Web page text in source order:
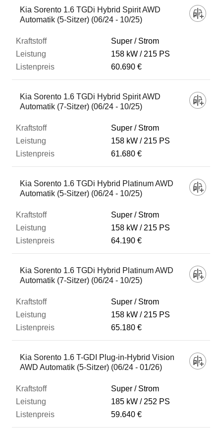
Kia Sorento 1.6 TGDi Hybrid Spirit AWD
Automatik (5-Sitzer) (06/24 - 10/25)
Super / Strom
158 kW
215 PS
60.690 €
Kia Sorento 1.6 TGDi Hybrid Spirit AWD
Automatik (7-Sitzer) (06/24 - 10/25)
Super / Strom
158 kW
215 PS
61.680 €
Kia Sorento 1.6 TGDi Hybrid Platinum AWD
Automatik (5-Sitzer) (06/24 - 10/25)
Super / Strom
158 kW
215 PS
64.190 €
Kia Sorento 1.6 TGDi Hybrid Platinum AWD
Automatik (7-Sitzer) (06/24 - 10/25)
Super / Strom
158 kW
215 PS
65.180 €
Kia Sorento 1.6 T-GDI Plug-in-Hybrid Vision
AWD Automatik (5-Sitzer) (06/24 - 01/26)
Super / Strom
185 kW
252 PS
59.640 €